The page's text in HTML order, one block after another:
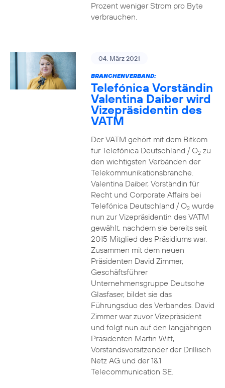
Prozent weniger Strom pro Byte
verbrauchen.
04. März 2021
BRANCHENVERBAND:
Telefónica Vorständin
Valentina Daiber wird
Vizepräsidentin des
VATM
Der VATM gehört mit dem Bitkom
für Telefónica Deutschland / O2zu
den wichtigsten Verbänden der
Telekommunikationsbranche.
Valentina Daiber, Vorständin für
Recht und Corporate Affairs bei
Telefónica Deutschland / O2wurde
nun zur Vizepräsidentin des VATM
gewählt, nachdem sie bereits seit
2015 Mitglied des Präsidiums war.
Zusammen mit dem neuen
Präsidenten David Zimmer,
Geschäftsführer
Unternehmensgruppe Deutsche
Glasfaser, bildet sie das
Führungsduo des Verbandes. David
Zimmer war zuvor Vizepräsident
und folgt nun auf den langjährigen
Präsidenten Martin Witt,
Vorstandsvorsitzender der Drillisch
Netz AG und der 1&1
Telecommunication SE.